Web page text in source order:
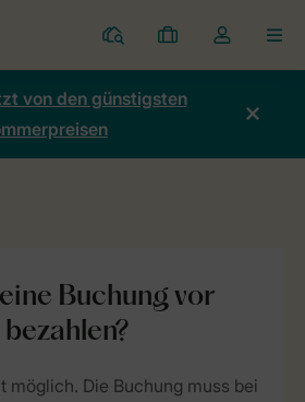
Ferienparks
Meine
Buchungen
Dropdown-
Menü
Kontos
von den günstigsten